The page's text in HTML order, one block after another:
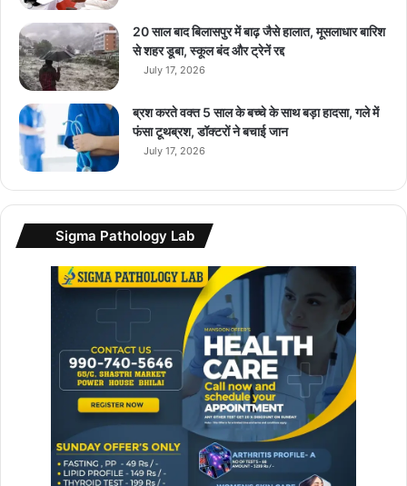
P
का
कै
म
रा
20 साल बाद बिलासपुर में बाढ़ जैसे हालात, मूसलाधार बारिश
से शहर डूबा, स्कूल बंद और ट्रेनें रद्द
July 17, 2026
ब्रश करते वक्त 5 साल के बच्चे के साथ बड़ा हादसा, गले में
फंसा टूथब्रश, डॉक्टरों ने बचाई जान
July 17, 2026
Sigma Pathology Lab